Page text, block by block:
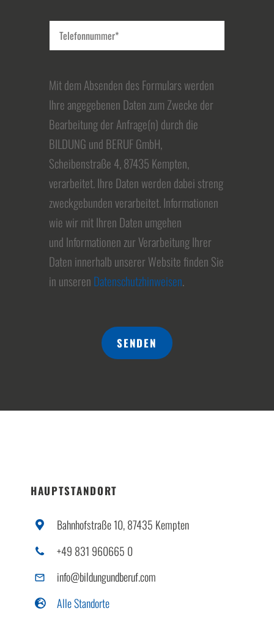
Mit dem Absenden des Formulars werden
Ihre angegebenen Daten zum Zwecke der
Bearbeitung der Anfrage(n) durch die
BILDUNG und BERUF GmbH,
Scheibenstraße 4, 87435 Kempten,
verarbeitet. Ihre Daten werden dabei streng
zweckgebunden verarbeitet. Informationen
wie wir mit Ihren Daten umgehen
und Informationen zur Verarbeitung Ihrer
Daten innerhalb unserer Website finden Sie
in unseren Datenschutzhinweisen.
SENDEN
HAUPTSTANDORT
Bahnhofstraße 10, 87435 Kempten
+49 831 960665 0
info@bildungundberuf.com
Alle Standorte